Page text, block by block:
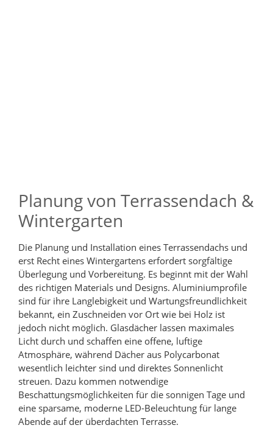
Planung von Terrassendach &
Wintergarten
Die Planung und Installation eines Terrassendachs und
erst Recht eines Wintergartens erfordert sorgfältige
Überlegung und Vorbereitung. Es beginnt mit der Wahl
des richtigen Materials und Designs. Aluminiumprofile
sind für ihre Langlebigkeit und Wartungsfreundlichkeit
bekannt, ein Zuschneiden vor Ort wie bei Holz ist
jedoch nicht möglich. Glasdächer lassen maximales
Licht durch und schaffen eine offene, luftige
Atmosphäre, während Dächer aus Polycarbonat
wesentlich leichter sind und direktes Sonnenlicht
streuen. Dazu kommen notwendige
Beschattungsmöglichkeiten für die sonnigen Tage und
eine sparsame, moderne LED-Beleuchtung für lange
Abende auf der überdachten Terrasse.